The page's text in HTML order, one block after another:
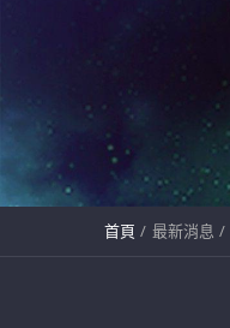
首頁 最新消息